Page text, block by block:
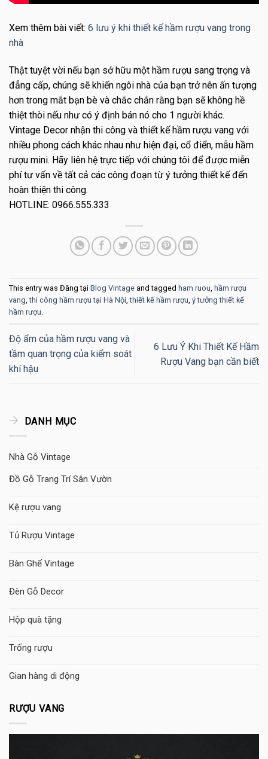
Xem thêm bài viết: 6 lưu ý khi thiết kế hầm rượu vang trong
nhà
Thật tuyệt vời nếu bạn sở hữu một hầm rượu sang trọng và
đẳng cấp, chúng sẽ khiến ngôi nhà của bạn trở nên ấn tượng
hơn trong mắt bạn bè và chắc chắn rằng bạn sẽ không hề
thiệt thòi nếu như có ý định bán nó cho 1 người khác.
Vintage Decor nhận thi công và thiết kế hầm rượu vang với
nhiều phong cách khác nhau như hiện đại, cổ điển, mẫu hầm
rượu mini. Hãy liên hệ trực tiếp với chúng tôi để được miễn
phí tư vấn về tất cả các công đoạn từ ý tưởng thiết kế đến
hoàn thiện thi công.
HOTLINE: 0966.555.333
This entry was Đăng tại Blog Vintage and tagged ham ruou, hầm rượu
vang,thi công hầm rượu tại Hà Nội,thiết kế hầm rượu, ý tưởng thiết kế
hầm rượu.
Độ ẩm của hầm rượu vang và
tầm quan trọng của kiểm soát
khí hậu
6 Lưu Ý Khi Thiết Kế Hầm
Rượu Vang bạn cần biết
DANH MỤC
Nhà Gỗ Vintage
Đồ Gỗ Trang Trí Sân Vườn
Kệ rượu vang
Tủ Rượu Vintage
Bàn Ghế Vintage
Đèn Gỗ Decor
Hộp quà tặng
Trống rượu
Gian hàng di động
RƯỢU VANG